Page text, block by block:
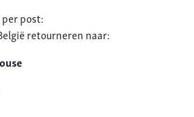
post:
retourneren naar: